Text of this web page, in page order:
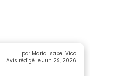
par Maria Isabel Vico
Avis rédigé le Jun 29, 2026